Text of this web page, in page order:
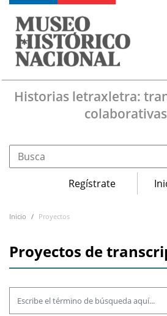
Pasar al contenido principal
Historias letraxletra:
colaborativas
Menú de cuenta de
Regístrate
Navegación principal
Inicio Proyectos
Proyectos de